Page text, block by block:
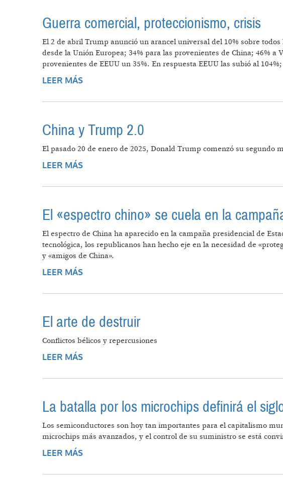
Guerra comercial, proteccionismo, crisis
El 2 de abril Trump anunció un arancel universal del 10% sobre
desde la Unión Europea; 34% para las provenientes de China; 46%
provenientes de EEUU un 35%. En respuesta EEUU las subió al
LEER MÁS
China y Trump 2.0
El pasado 20 de enero de 2025, Donald Trump comenzó su segundo
LEER MÁS
El «espectro chino» se cuela en la
El espectro de China ha aparecido en la campaña presidencial de
tecnológica, los republicanos han hecho eje en la necesidad de
y «amigos de China».
LEER MÁS
El arte de destruir
Conflictos bélicos y repercusiones
LEER MÁS
La batalla por los microchips definirá el
Los semiconductores son hoy tan importantes para el capitalismo
microchips más avanzados, y el control de su suministro se está
LEER MÁS